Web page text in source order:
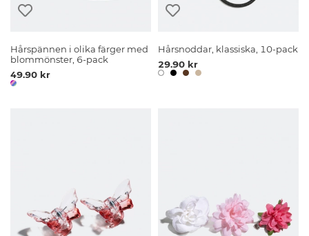
Hårspännen i olika färger med
blommönster, 6-pack
49.90 kr
Hårsnoddar, klassiska, 10-pack
29.90 kr